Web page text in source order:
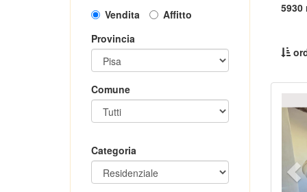
Vendita
Affitto
Provincia
Comune
Categoria